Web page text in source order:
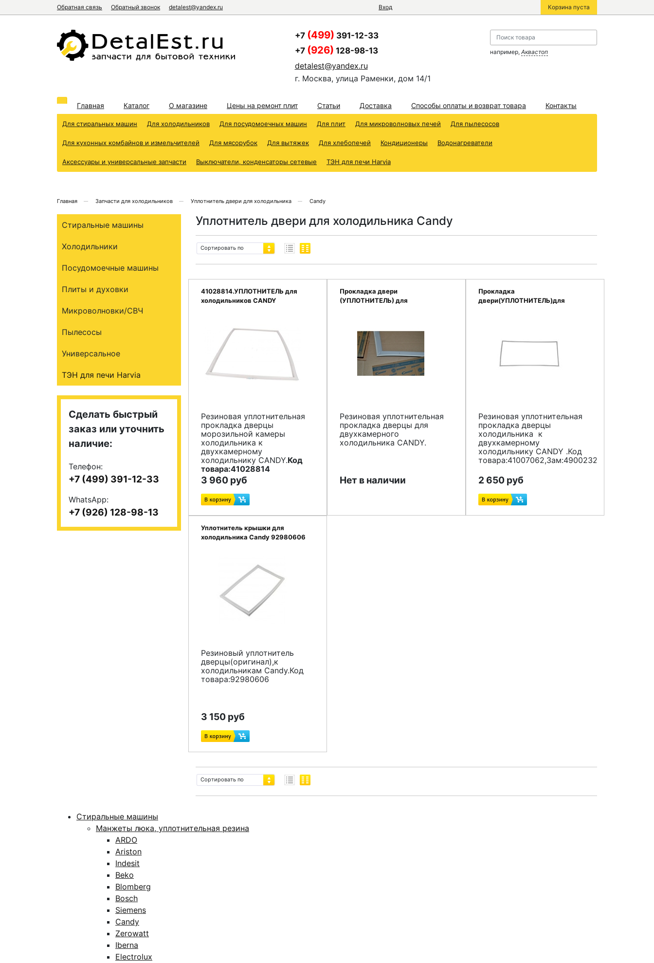
Обратная связь Обратный звонок detalest@yandex.ru Вход Корзина пуста
+7 (499) 391-12-33
+7 (926) 128-98-13
detalest@yandex.ru
г. Москва, улица Раменки, дом 14/1
например, Аквастоп
Главная Каталог О магазине Цены на ремонт плит Статьи Доставка Способы оплаты и возврат товара Контакты
Для стиральных машин Для холодильников Для посудомоечных машин Для плит Для микроволновых печей Для пылесосов
Для кухонных комбайнов и измельчителей Для мясорубок Для вытяжек Для хлебопечей Кондиционеры Водонагреватели
Аксессуары и универсальные запчасти Выключатели, конденсаторы сетевые ТЭН для печи Harvia
Главная Запчасти для холодильников Уплотнитель двери для холодильника Candy
Уплотнитель двери для холодильника Candy
Сортировать по
41028814.УПЛОТНИТЕЛЬ для
холодильников CANDY
Резиновая уплотнительная
прокладка дверцы
морозильной камеры
холодильника к
двухкамерному
холодильнику CANDY.Код
товара:41028814
3 960 руб
Прокладка двери
(УПЛОТНИТЕЛЬ) для
Резиновая уплотнительная
прокладка дверцы для
двухкамерного
холодильника CANDY.
Нет в наличии
Прокладка
двери(УПЛОТНИТЕЛЬ)для
Резиновая уплотнительная
прокладка дверцы
холодильника к
двухкамерному
холодильнику CANDY .Код
товара:41007062,Зам:49002327
2 650 руб
Уплотнитель крышки для
холодильника Candy 92980606
Резиновый уплотнитель
дверцы(оригинал),к
холодильникам Candy.Код
товара:92980606
3 150 руб
Сортировать по
Стиральные машины
Холодильники
Посудомоечные машины
Плиты и духовки
Микроволновки/СВЧ
Пылесосы
Универсальное
ТЭН для печи Harvia
Сделать быстрый
заказ или уточнить
наличие:
Телефон:
+7 (499) 391-12-33
WhatsApp:
+7 (926) 128-98-13
Стиральные машины
Манжеты люка, уплотнительная резина
ARDO
Ariston
Indesit
Beko
Blomberg
Bosch
Siemens
Candy
Zerowatt
Iberna
Electrolux